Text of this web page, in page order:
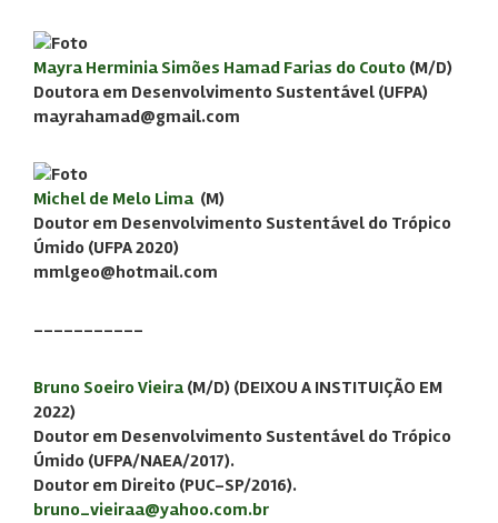
Mayra Herminia Simões Hamad Farias do Couto (M/D)
Doutora em Desenvolvimento Sustentável (UFPA)
mayrahamad@gmail.com
Michel de Melo Lima (M)
Doutor em Desenvolvimento Sustentável do Trópico
Úmido (UFPA 2020)
mmlgeo@hotmail.com
-----------
Bruno Soeiro Vieira(M/D) (DEIXOU A INSTITUIÇÃO EM
2022)
Doutor em Desenvolvimento Sustentável do Trópico
Úmido (UFPA/NAEA/2017).
Doutor em Direito (PUC-SP/2016).
bruno_vieiraa@yahoo.com.br